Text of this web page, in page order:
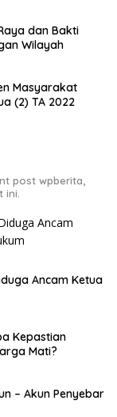
Wilayah
Masyarakat
(2) TA 2022
post wpberita,
ini.
Ancam Ketua
Kepastian
– Akun Penyebar